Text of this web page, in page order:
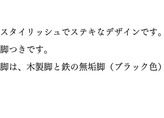
スタイリッシュでステキなデザインです。
脚つきです。
脚は、木製脚と鉄の無垢脚（ブラック色